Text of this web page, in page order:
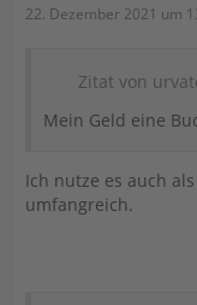
22. Dezember 2021 um
Zitat von
Mein Geld eine
Ich nutze es auch
umfangreich.